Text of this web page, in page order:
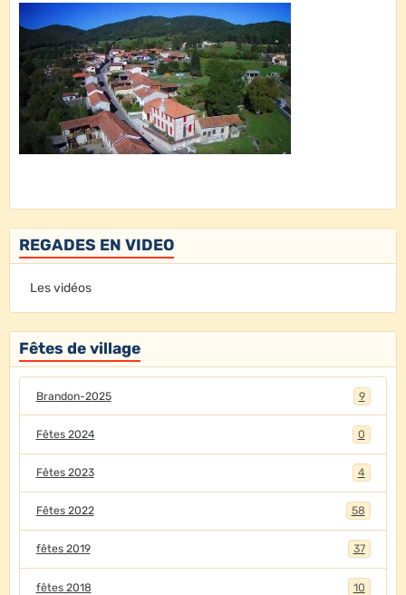
REGADES EN VIDEO
Les vidéos
Fêtes de village
Brandon-2025 9
Fêtes 2024 0
Fêtes 2023 4
Fêtes 2022 58
fêtes 2019 37
fêtes 2018 10